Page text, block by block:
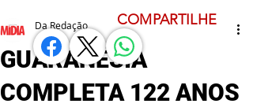
GUARANÉSIA
COMPLETA 122 ANOS
Da Redação COMPARTILHE